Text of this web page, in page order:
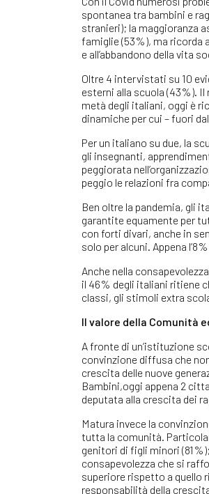
spontanea tra bambini e
stranieri); la maggioranza
famiglie (53%), ma ricorda
e all’abbandono della vita
Oltre 4 intervistati su 10
esterni alla scuola (43%).
metà degli italiani, oggi è
dinamiche per cui – fuori
Per un italiano su due, la
gli insegnanti,
peggiorata
peggio le relazioni fra
Ben oltre la pandemia, gli
garantite equamente per
con forti divari, anche in
solo per alcuni. Appena
Anche nella
il 46% degli italiani ritiene
classi, gli stimoli extra
Il valore della Comunità
A fronte di un’istituzione
convinzione diffusa che
crescita delle nuove
Bambini,oggi appena 2
deputata alla crescita dei
Matura invece la
tutta la comunità.
genitori di figli minori
consapevolezza che si
superiore rispetto a quello
responsabilità della